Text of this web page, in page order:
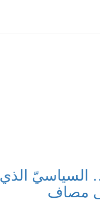
الذي
مصاف